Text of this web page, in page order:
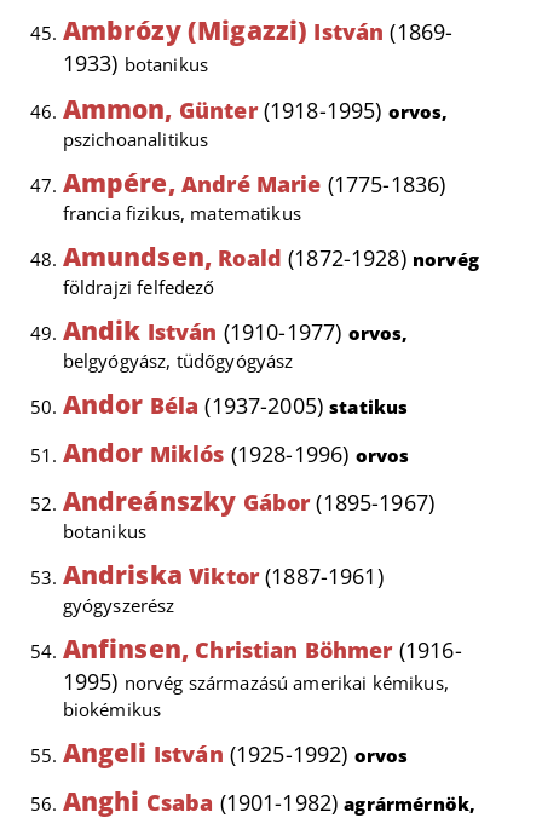
Ambrózy (Migazzi) István(1869-
1933) botanikus
Ammon, Günter(1918-1995) orvos,
pszichoanalitikus
Ampére, André Marie (1775-1836)
francia fizikus, matematikus
Amundsen, Roald(1872-1928) norvég
földrajzi felfedező
Andik István (1910-1977) orvos,
belgyógyász, tüdőgyógyász
Andor Béla(1937-2005)statikus
Andor Miklós (1928-1996) orvos
Andreánszky Gábor(1895-1967)
botanikus
AndriskaViktor(1887-1961)
gyógyszerész
Anfinsen, Christian Böhmer (1916-
1995) norvég származású amerikai kémikus,
biokémikus
Angeli István (1925-1992) orvos
Anghi Csaba (1901-1982)agrármérnök,